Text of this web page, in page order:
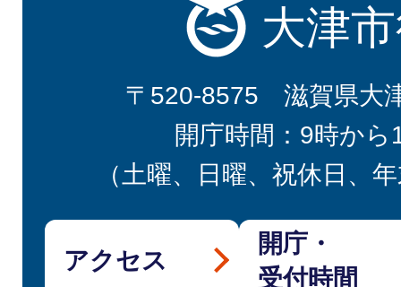
大津
〒520-8575 滋賀県大
開庁時間：9時から
（土曜、日曜、祝休日、
アクセス
開庁・
受付時間